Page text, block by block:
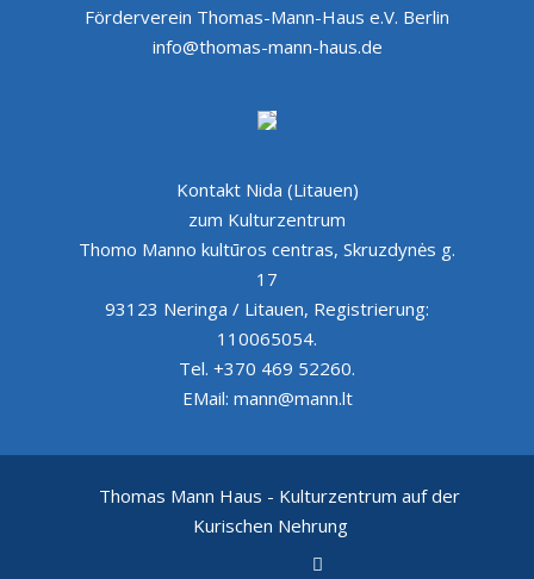
Förderverein Thomas-Mann-Haus e.V. Berlin
info@thomas-mann-haus.de
Kontakt Nida (Litauen)
zum Kulturzentrum
Thomo Manno kultūros centras, Skruzdynės g.
17
93123 Neringa / Litauen, Registrierung:
110065054.
Tel. +370 469 52260.
EMail: mann@mann.lt
Thomas Mann Haus - Kulturzentrum auf der
Kurischen Nehrung